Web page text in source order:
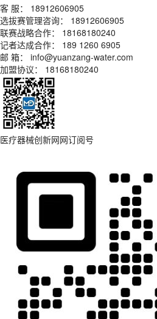
客 服： 18912606905
选拔赛管理咨询： 18912606905
联赛战略合作： 18168180240
记者达成合作： 189 1260 6905
邮 箱： info@yuanzang-water.com
加盟协议： 18168180240
医疗器械创新网网订阅号